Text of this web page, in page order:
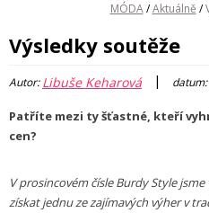
MÓDA / Aktuálně /
Výsledky soutěže
Autor:Libuše Keharová |
Patříte mezi ty šťastné, kteří
cen?
V prosincovém čísle Burdy Style
získat jednu ze zajímavých výher v